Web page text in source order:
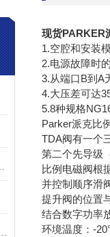
现货PARKER
1.空腔和安装
2.电源故障时
3.从端口B到A
4.大压差可达
5.8种规格
Parker派克比
TDA阀有一个
第二个先导级
比例电磁阀根
并控制顺序滑
提升阀的位置
结合数字功率
环境温度：-